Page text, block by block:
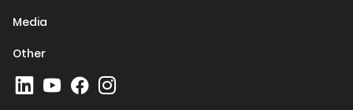
Media
Other